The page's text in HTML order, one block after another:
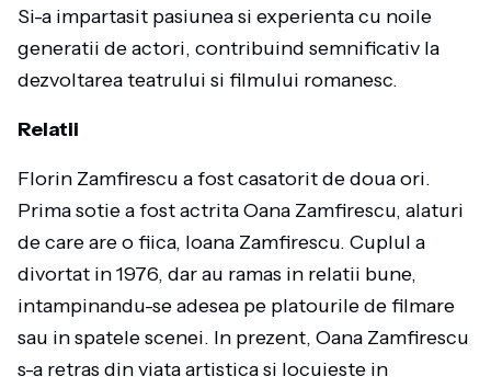
Si-a impartasit pasiunea si experienta cu noile
generatii de actori, contribuind semnificativ la
dezvoltarea teatrului si filmului romanesc.
Relatii
Florin Zamfirescu a fost casatorit de doua ori.
Prima sotie a fost actrita Oana Zamfirescu, alaturi
de care are o fiica, Ioana Zamfirescu. Cuplul a
divortat in 1976, dar au ramas in relatii bune,
intampinandu-se adesea pe platourile de filmare
sau in spatele scenei. In prezent, Oana Zamfirescu
s-a retras din viata artistica si locuieste in